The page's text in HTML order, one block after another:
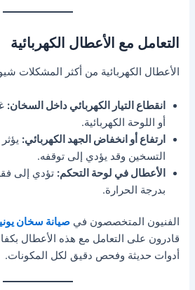
التعامل مع الأعطال الكهربائية
الأعطال الكهربائية من أكثر المشكلات
انقطاع التيار الكهربائي داخل السخان:
أو اللوحة الكهربائية.
ارتفاع أو انخفاض الجهد الكهربائي:
التسخين وقد يؤدي إلى توقفه.
الأعطال في لوحة التحكم: تؤدي إلى
بدرجة الحرارة.
الفنيون المتخصصون فيصيانة سخان
قادرون على التعامل مع هذه الأعطال
أدوات حديثة وفحص دقيق لكل المكونات.